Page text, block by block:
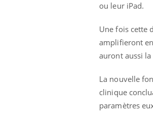
ou leur iPad.
Une fois cette
amplifieront
auront aussi
La nouvelle
clinique
paramètres